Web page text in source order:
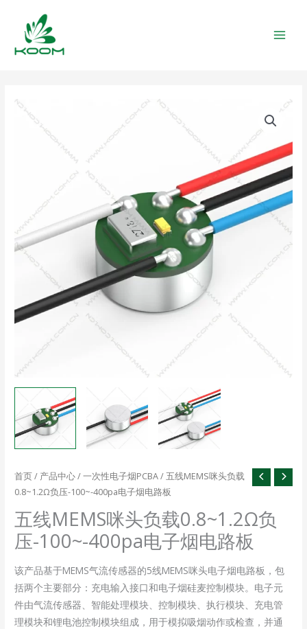
首页/ 产品中心/一次性电子烟PCBA/ 五线MEMS咪头负载
0.8~1.2Ω负压-100~-400pa电子烟电路板
五线MEMS咪头负载0.8~1.2Ω负
压-100~-400pa电子烟电路板
该产品基于MEMS气流传感器的5线MEMS咪头电子烟电路板，包
括两个主要部分：充电输入接口和电子烟硅麦控制模块。电子元
件由气流传感器、智能处理模块、控制模块、执行模块、充电管
理模块和锂电池控制模块组成，用于模拟吸烟动作或检查，并通